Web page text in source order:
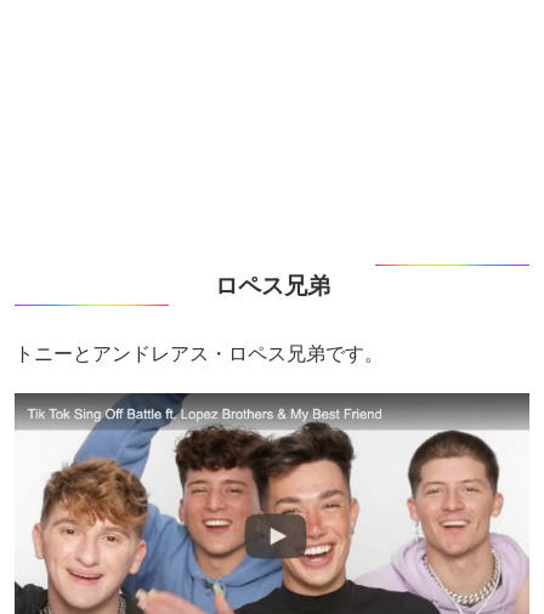
ロペス兄弟
トニーとアンドレアス・ロペス兄弟です。